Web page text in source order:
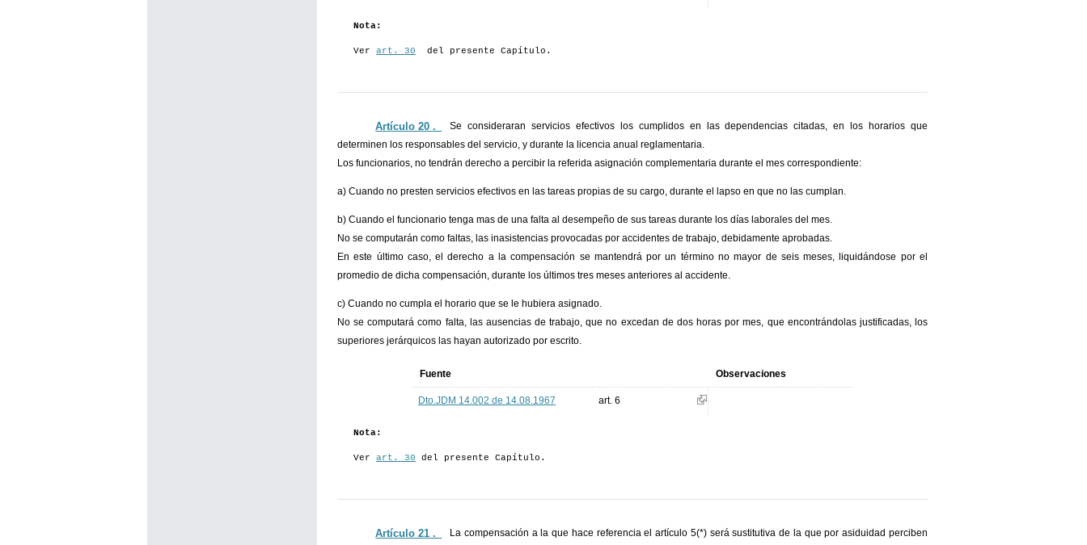
Nota:
Ver art. 30 del presente Capítulo.
Artículo 20 ._
Se consideraran servicios efectivos los cumplidos en las dependencias citadas, en los horarios que
determinen los responsables del servicio, y durante la licencia anual reglamentaria.
Los funcionarios, no tendrán derecho a percibir la referida asignación complementaria durante el mes correspondiente:
a) Cuando no presten servicios efectivos en las tareas propias de su cargo, durante el lapso en que no las cumplan.
b) Cuando el funcionario tenga mas de una falta al desempeño de sus tareas durante los días laborales del mes.
No se computarán como faltas, las inasistencias provocadas por accidentes de trabajo, debidamente aprobadas.
En este último caso, el derecho a la compensación se mantendrá por un término no mayor de seis meses, liquidándose por el
promedio de dicha compensación, durante los últimos tres meses anteriores al accidente.
c) Cuando no cumpla el horario que se le hubiera asignado.
No se computará como falta, las ausencias de trabajo, que no excedan de dos horas por mes, que encontrándolas justificadas, los
superiores jerárquicos las hayan autorizado por escrito.
Fuente Observaciones
Dto.JDM 14.002 de 14.08.1967 art. 6
Nota:
Ver art. 30 del presente Capítulo.
Artículo 21 ._
La compensación a la que hace referencia el artículo 5(*) será sustitutiva de la que por asiduidad perciben